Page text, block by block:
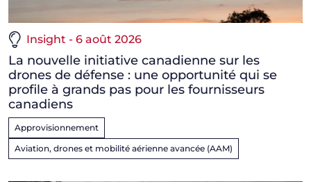
Insight - 6 août 2026
La nouvelle initiative canadienne sur les
drones de défense : une opportunité qui se
profile à grands pas pour les fournisseurs
canadiens
Approvisionnement
Aviation, drones et mobilité aérienne avancée (AAM)